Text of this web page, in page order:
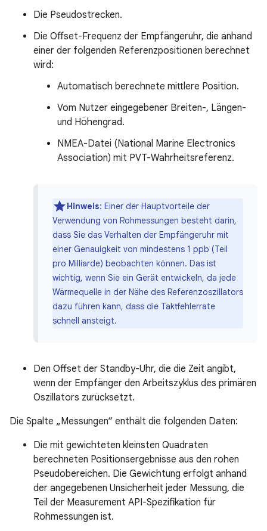
Die Pseudostrecken.
Die Offset-Frequenz der Empfängeruhr, die anhand
einer der folgenden Referenzpositionen berechnet
wird:
Automatisch berechnete mittlere Position.
Vom Nutzer eingegebener Breiten-, Längen-
und Höhengrad.
NMEA-Datei (National Marine Electronics
Association) mit PVT-Wahrheitsreferenz.
Hinweis: Einer der Hauptvorteile der
Verwendung von Rohmessungen besteht darin,
dass Sie das Verhalten der Empfängeruhr mit
einer Genauigkeit von mindestens 1 ppb (Teil
pro Milliarde) beobachten können. Das ist
wichtig, wenn Sie ein Gerät entwickeln, da jede
Wärmequelle in der Nähe des Referenzoszillators
dazu führen kann, dass die Taktfehlerrate
schnell ansteigt.
Den Offset der Standby-Uhr, die die Zeit angibt,
wenn der Empfänger den Arbeitszyklus des primären
Oszillators zurücksetzt.
Die Spalte „Messungen“ enthält die folgenden Daten:
Die mit gewichteten kleinsten Quadraten
berechneten Positionsergebnisse aus den rohen
Pseudobereichen. Die Gewichtung erfolgt anhand
der angegebenen Unsicherheit jeder Messung, die
Teil der Measurement API-Spezifikation für
Rohmessungen ist.